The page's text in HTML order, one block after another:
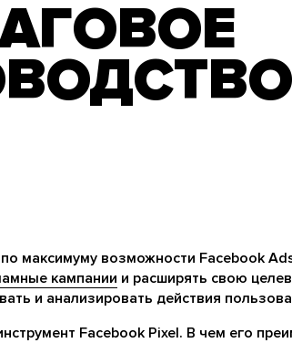
максимуму возможности Facebook
кампании и расширять свою
и анализировать действия
Facebook Pixel. В чем его